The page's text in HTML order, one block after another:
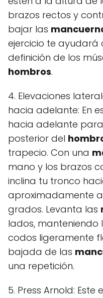
brazos rectos y
bajar las
ejercicio te ayudará
definición de los
hombros.
4. Elevaciones
hacia adelante: En
hacia adelante
posterior del
trapecio. Con una
mano y los brazos
inclina tu tronco
aproximadamente
grados. Levanta las
lados, manteniendo
codos ligeramente
bajada de las
una repetición.
5. Press Arnold: